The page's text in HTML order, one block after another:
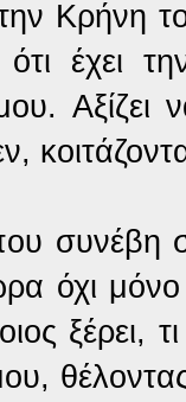
Κρήνη
έχει
Αξίζει
συνέβη
όχι
ξέρει,